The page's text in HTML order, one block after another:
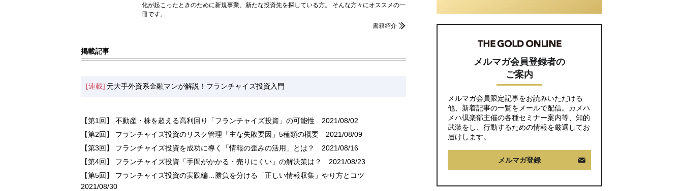
化が起こったときのために新規事業、新たな投資先を探している方。 そんな方々にオススメの一
冊です。
書籍紹介
掲載記事
[連載] 元大手外資系金融マンが解説！フランチャイズ投資入門
【第1回】 不動産・株を超える高利回り「フランチャイズ投資」の可能性 2021/08/02
【第2回】 フランチャイズ投資のリスク管理「主な失敗要因」5種類の概要 2021/08/09
【第3回】 フランチャイズ投資を成功に導く「情報の歪みの活用」とは？
2021/08/16
【第4回】 フランチャイズ投資「手間がかかる・売りにくい」の解決策は？
2021/08/23
【第5回】 フランチャイズ投資の実践編…勝負を分ける「正しい情報収集」やり方とコツ
2021/08/30
メルマガ会員登録者の
ご案内
メルマガ会員限定記事をお読みいただける
他、新着記事の一覧をメールで配信。カメハ
メハ倶楽部主催の各種セミナー案内等、知的
武装をし、行動するための情報を厳選してお
届けします。
メルマガ登録